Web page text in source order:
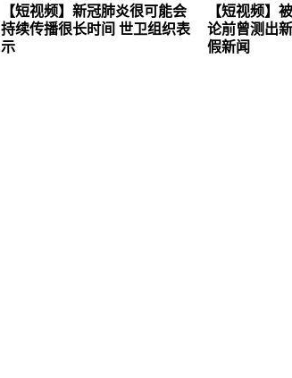
【短视频】新冠肺炎很可能会
持续传播很长时间 世卫组织表
示
【短视频】
论前曾测出
假新闻